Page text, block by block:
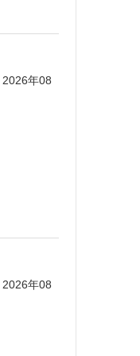
2026年08
2026年08